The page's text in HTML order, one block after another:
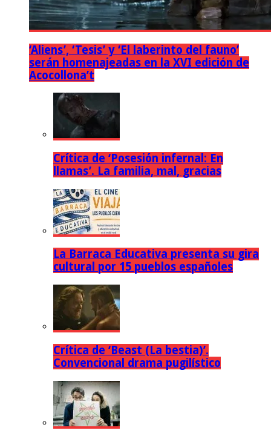
‘Aliens’, ‘Tesis’ y ‘El laberinto del fauno’
serán homenajeadas en la XVI edición de
Acocollona’t
Crítica de ‘Posesión infernal: En
llamas’. La familia, mal, gracias
La Barraca Educativa presenta su gira
cultural por 15 pueblos españoles
Crítica de ‘Beast (La bestia)’.
Convencional drama pugilístico